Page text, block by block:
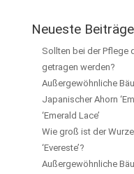
Neueste Beiträge
Sollten bei der Pflege
getragen werden?
Außergewöhnliche
Japanischer Ahorn
‘Emerald Lace’
Wie groß ist der
‘Evereste’?
Außergewöhnliche